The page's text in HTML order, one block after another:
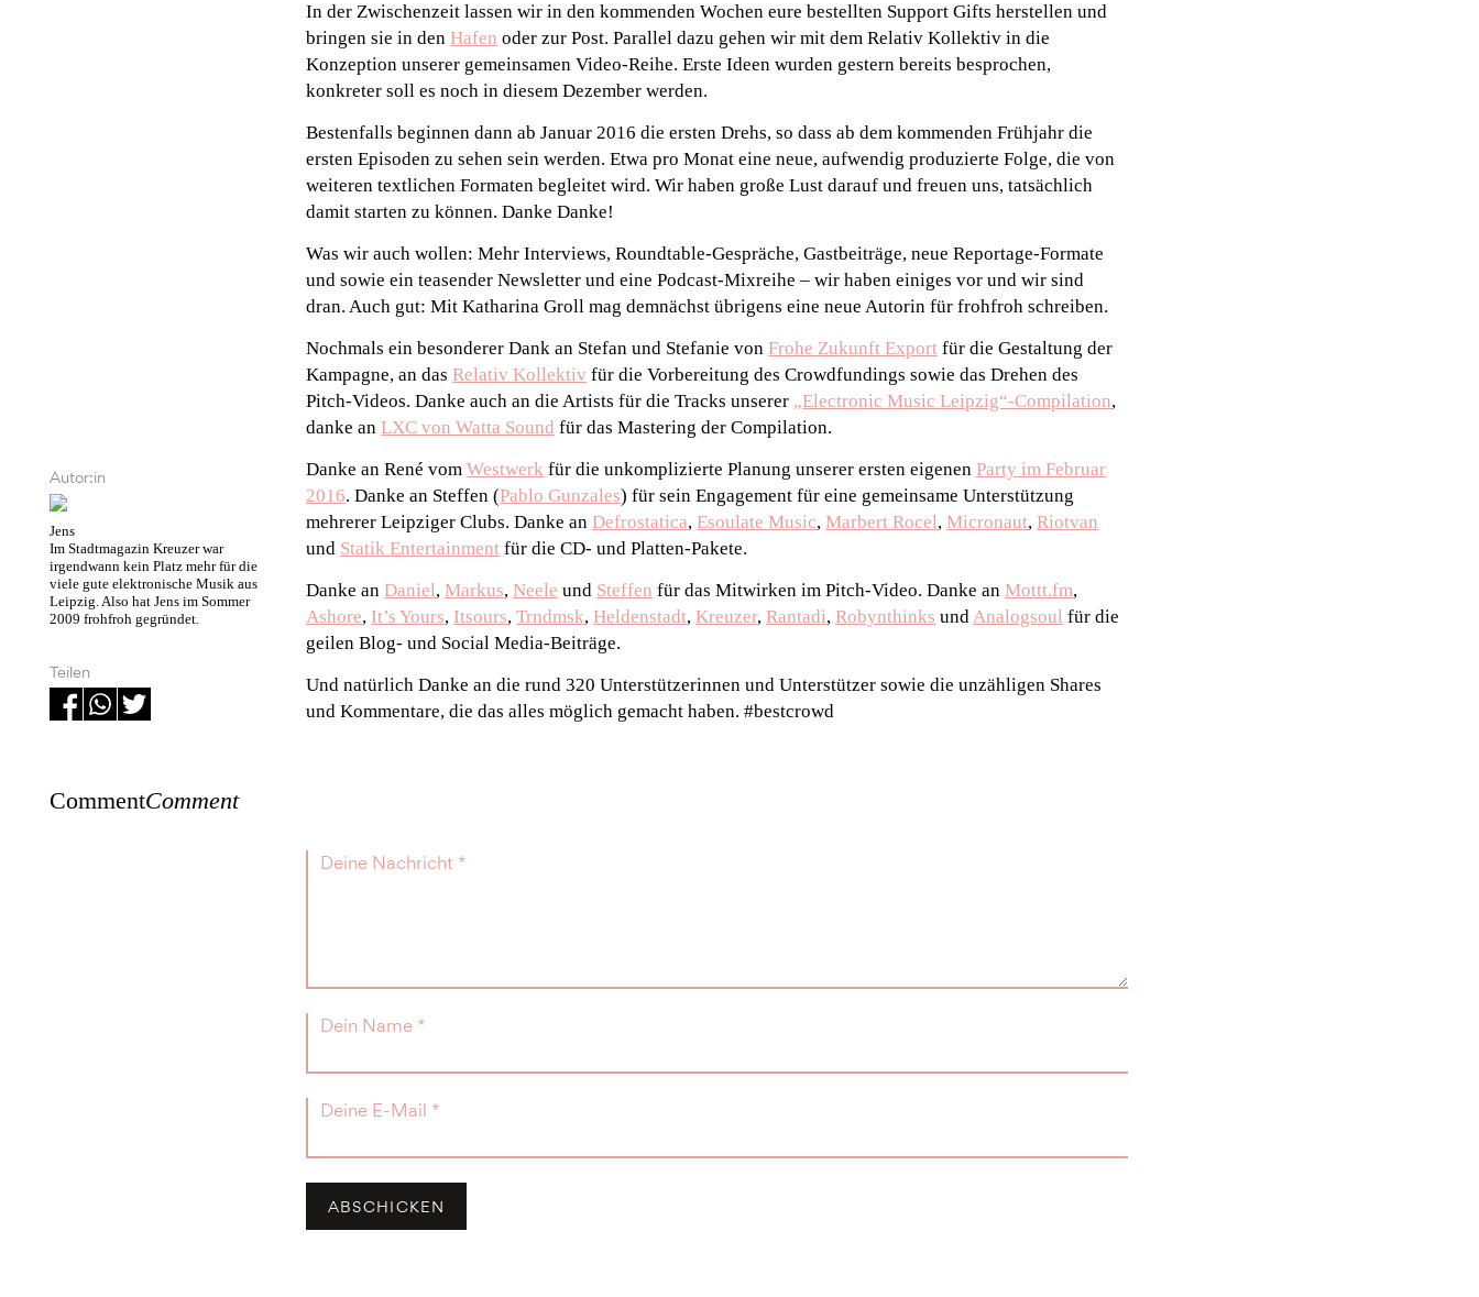
Autor:in
Jens
Im Stadtmagazin Kreuzer war
irgendwann kein Platz mehr für die
viele gute elektronische Musik aus
Leipzig. Also hat Jens im Sommer
2009 frohfroh gegründet.
Teilen
In der Zwischenzeit lassen wir in den kommenden Wochen eure bestellten Support Gifts herstellen und
bringen sie in denHafen oder zur Post. Parallel dazu gehen wir mit dem Relativ Kollektiv in die
Konzeption unserer gemeinsamen Video-Reihe. Erste Ideen wurden gestern bereits besprochen,
konkreter soll es noch in diesem Dezember werden.
Bestenfalls beginnen dann ab Januar 2016 die ersten Drehs, so dass ab dem kommenden Frühjahr die
ersten Episoden zu sehen sein werden. Etwa pro Monat eine neue, aufwendig produzierte Folge, die von
weiteren textlichen Formaten begleitet wird. Wir haben große Lust darauf und freuen uns, tatsächlich
damit starten zu können. Danke Danke!
Was wir auch wollen: Mehr Interviews, Roundtable-Gespräche, Gastbeiträge, neue Reportage-Formate
und sowie ein teasender Newsletter und eine Podcast-Mixreihe – wir haben einiges vor und wir sind
dran. Auch gut: Mit Katharina Groll mag demnächst übrigens eine neue Autorin für frohfroh schreiben.
Nochmals ein besonderer Dank an Stefan und Stefanie vonFrohe Zukunft Export für die Gestaltung der
Kampagne, an dasRelativ Kollektiv für die Vorbereitung des Crowdfundings sowie das Drehen des
Pitch-Videos. Danke auch an die Artists für die Tracks unserer „Electronic Music Leipzig“-Compilation,
danke anLXC von Watta Sound für das Mastering der Compilation.
Danke an René vomWestwerk für die unkomplizierte Planung unserer ersten eigenenParty im Februar
2016. Danke an Steffen (Pablo Gunzales) für sein Engagement für eine gemeinsame Unterstützung
mehrerer Leipziger Clubs. Danke anDefrostatica,Esoulate Music,Marbert Rocel,Micronaut,Riotvan
und Statik Entertainment für die CD- und Platten-Pakete.
Danke anDaniel,Markus,Neele und Steffen für das Mitwirken im Pitch-Video. Danke anMottt.fm,
Ashore, It’s Yours, Itsours,Trndmsk,Heldenstadt,Kreuzer,Rantadi,Robynthinks undAnalogsoul für die
geilen Blog- und Social Media-Beiträge.
Und natürlich Danke an die rund 320 Unterstützerinnen und Unterstützer sowie die unzähligen Shares
und Kommentare, die das alles möglich gemacht haben. #bestcrowd
CommentComment